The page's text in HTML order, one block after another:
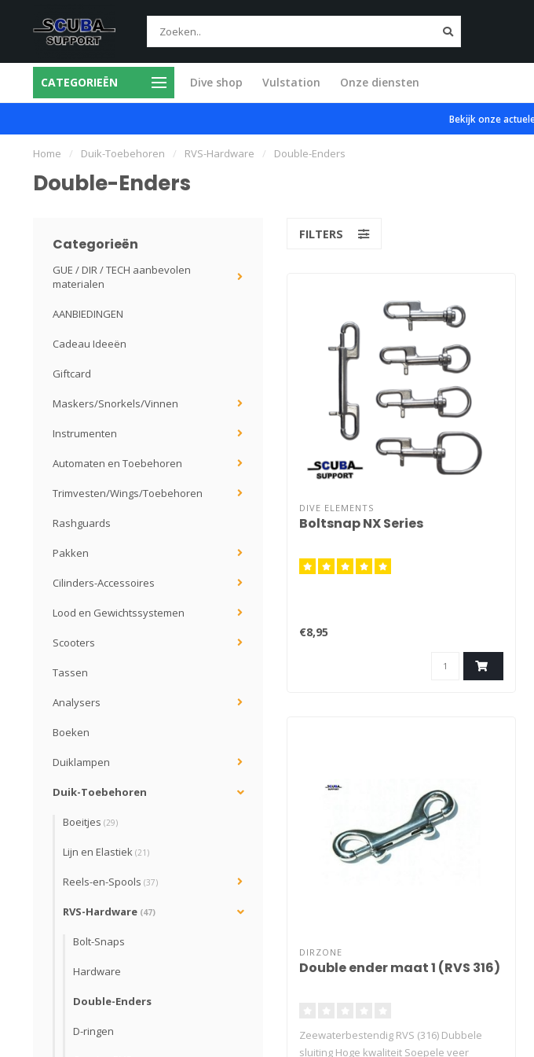
CATEGORIEËN Dive shop Vulstation Onze diensten
producten Alle service in eigen werkplaats
Bekijk onze
Home / Duik-Toebehoren / RVS-Hardware / Double-Enders
Double-Enders
Categorieën
GUE / DIR / TECH aanbevolen
materialen
AANBIEDINGEN
Cadeau Ideeën
Giftcard
Maskers/Snorkels/Vinnen
Instrumenten
Automaten en Toebehoren
Trimvesten/Wings/Toebehoren
Rashguards
Pakken
Cilinders-Accessoires
Lood en Gewichtssystemen
Scooters
Tassen
Analysers
Boeken
Duiklampen
Duik-Toebehoren
Boeitjes (29)
Lijn en Elastiek (21)
Reels-en-Spools (37)
RVS-Hardware (47)
Bolt-Snaps
Hardware
Double-Enders
D-ringen
FILTERS
DIVE ELEMENTS
Boltsnap NX Series
€8,95
DIRZONE
Double ender maat 1 (RVS 316)
Zeewaterbestendig RVS (316) Dubbele
sluiting Hoge kwaliteit Soepele veer